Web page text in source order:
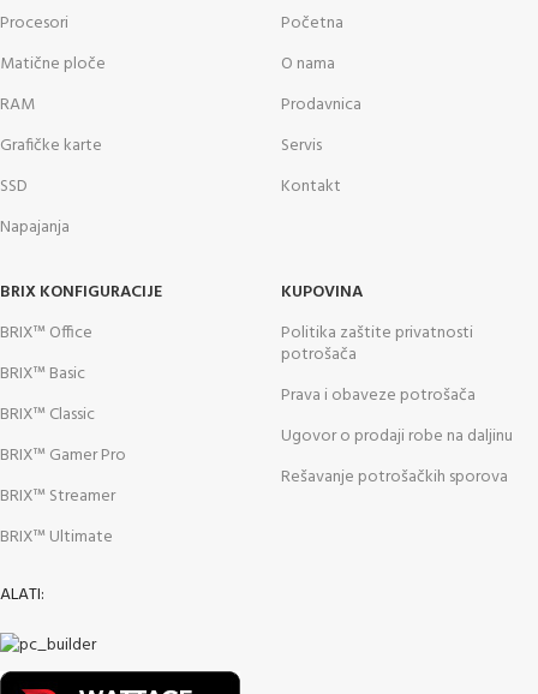
Procesori
Matične ploče
RAM
Grafičke karte
SSD
Napajanja
Početna
O nama
Prodavnica
Servis
Kontakt
BRIX KONFIGURACIJE
BRIX™ Office
BRIX™ Basic
BRIX™ Classic
BRIX™ Gamer Pro
BRIX™ Streamer
BRIX™ Ultimate
KUPOVINA
Politika zaštite privatnosti
potrošača
Prava i obaveze potrošača
Ugovor o prodaji robe na daljinu
Rešavanje potrošačkih sporova
ALATI: